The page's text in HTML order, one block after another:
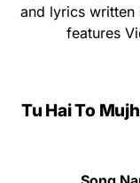
and lyrics written
features
Tu Hai To